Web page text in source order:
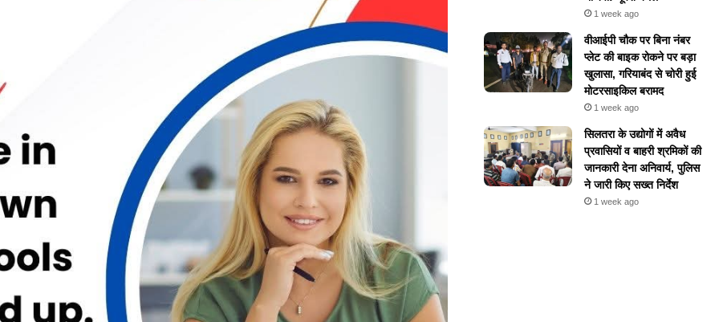
1 week ago
वीआईपी चौक पर बिना नंबर
प्लेट की बाइक रोकने पर बड़ा
खुलासा, गरियाबंद से चोरी हुई
मोटरसाइकिल बरामद
1 week ago
सिलतरा के उद्योगों में अवैध
प्रवासियों व बाहरी श्रमिकों की
जानकारी देना अनिवार्य, पुलिस
ने जारी किए सख्त निर्देश
1 week ago